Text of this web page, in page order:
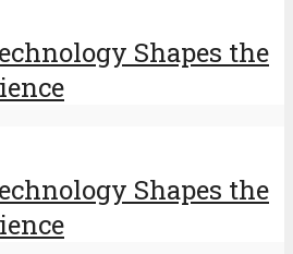
Shapes the
Shapes the